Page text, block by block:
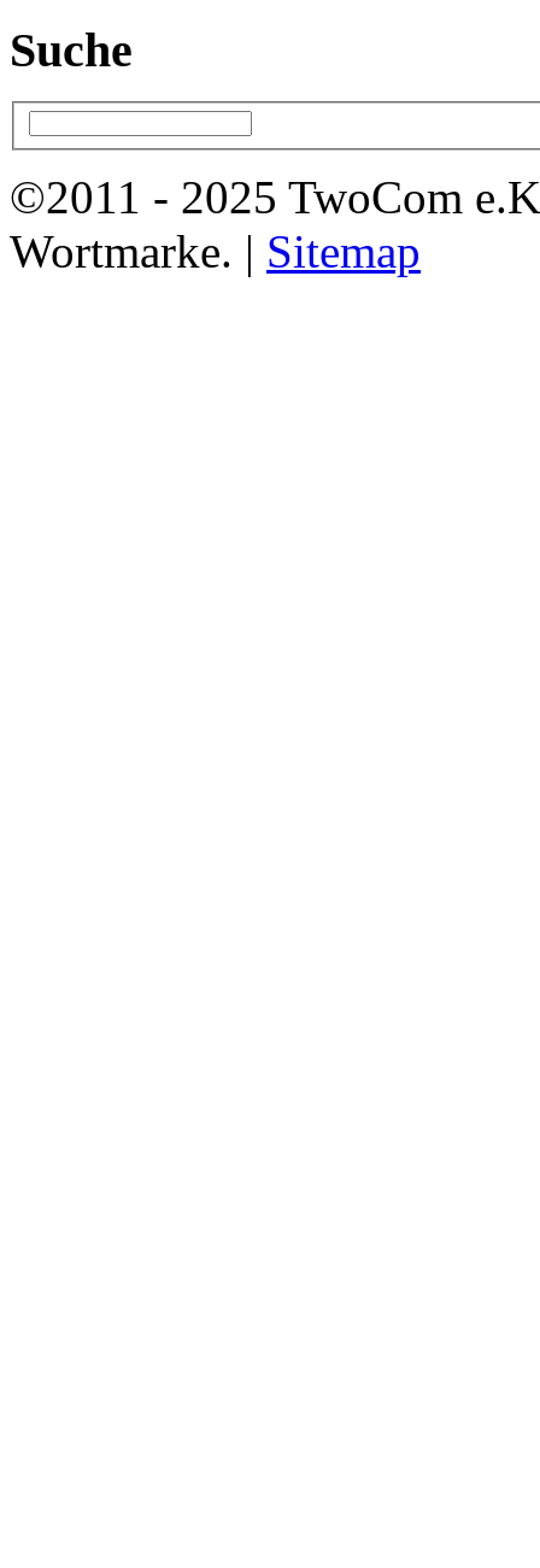
Suche
©2011 - 2025 TwoCom
Wortmarke. | Sitemap